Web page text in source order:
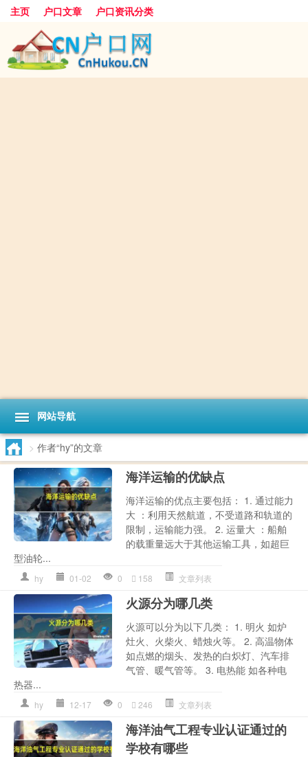
主页 户口文章 户口资讯分类
网站导航
> 作者“hy”的文章
海洋运输的优缺点
海洋运输的优点主要包括： 1. 通过能力
大 ：利用天然航道，不受道路和轨道的
限制，运输能力强。 2. 运量大 ：船舶
的载重量远大于其他运输工具，如超巨
型油轮...
hy 01-02 0 158 文章列表
火源分为哪几类
火源可以分为以下几类： 1. 明火 如炉
灶火、火柴火、蜡烛火等。 2. 高温物体
如点燃的烟头、发热的白炽灯、汽车排
气管、暖气管等。 3. 电热能 如各种电
热器...
hy 12-17 0 246 文章列表
海洋油气工程专业认证通过的
学校有哪些